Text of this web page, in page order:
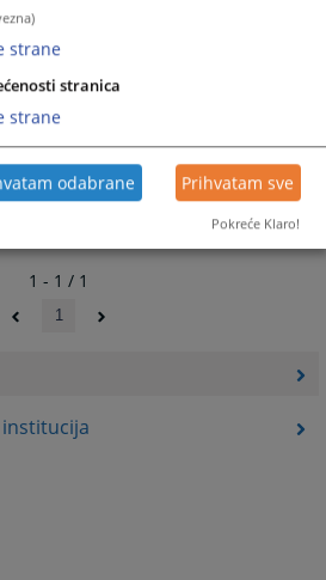
PREGLEDA
1 - 1 / 1
1
strane
stranica
strane
odabrane Prihvatam sve
Pokreće Klaro!